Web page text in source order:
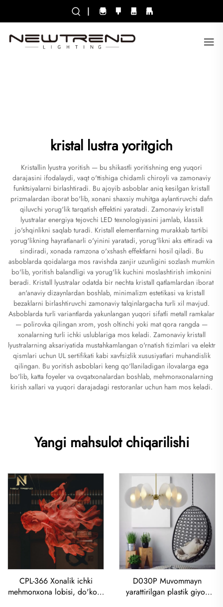
|
kristal lustra yoritgich
Kristallin lyustra yoritish — bu shikastli yoritishning eng yuqori
darajasini ifodalaydi, vaqt o'ttishiga chidamli chiroyli va zamonaviy
funktsiyalarni birlashtiradi. Bu ajoyib asboblar aniq kesilgan kristall
prizmalardan iborat bo'lib, xonani shaxsiy muhitga aylantiruvchi dafn
qiluvchi yorug'lik tarqatish effektini yaratadi. Zamonaviy kristall
lyustralar energiya tejovchi LED texnologiyasini jamlab, klassik
jo'shqinlikni saqlab turadi. Kristall elementlarning murakkab tartibi
yorug'likning hayratlanarli o'yinini yaratadi, yorug'likni aks ettiradi va
sindiradi, xonada ramzona o'xshash effektlarni hosil qiladi. Bu
asboblarda qoidalarga mos ravishda zanjir uzunligini sozlash mumkin
bo'lib, yoritish balandligi va yorug'lik kuchini moslashtirish imkonini
beradi. Kristall lyustralar odatda bir nechta kristall qatlamlardan iborat
an'anaviy dizaynlardan boshlab, minimalizm estetikasi va kristall
bezaklarni birlashtiruvchi zamonaviy talqinlargacha turli xil mavjud.
Asboblarda turli variantlarda yakunlangan yuqori sifatli metall ramkalar
— polirovka qilingan xrom, yosh oltinchi yoki mat qora rangda —
xonalarning turli ichki uslublariga mos keladi. Zamonaviy kristall
lyustralarning aksariyatida mustahkamlangan o'rnatish tizimlari va elektr
qismlari uchun UL sertifikati kabi xavfsizlik xususiyatlari muhandislik
qilingan. Bu yoritish asboblari keng qo'llaniladigan ilovalarga ega
bo'lib, katta foyeler va ovqatxonalardan boshlab, mehmonxonalarning
kirish xallari va yuqori darajadagi restoranlar uchun ham mos keladi.
Yangi mahsulot chiqarilishi
CPL-366 Xonalik ichki
mehmonxona lobisi, do'kon,
D030P Muvommayn
yarattirilgan plastik giyoh